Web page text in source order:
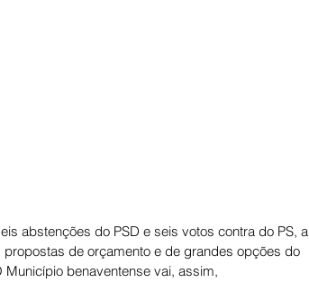
abstenções do PSD e seis votos contra do PS, a
de orçamento e de grandes opções do
benaventense vai, assim,